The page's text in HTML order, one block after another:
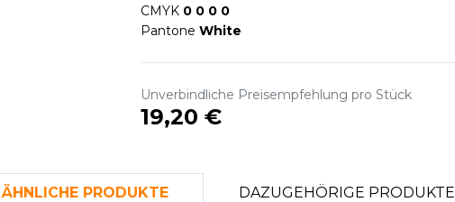
CMYK 0 0 0 0
Pantone White
Unverbindliche Preisempfehlung pro Stück
19,20 €
ÄHNLICHE PRODUKTE DAZUGEHÖRIGE PRODUKTE